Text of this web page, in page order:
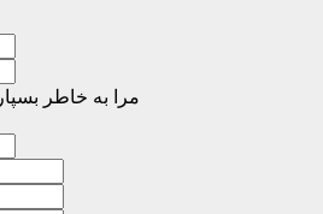
مرا به خاطر بسپار